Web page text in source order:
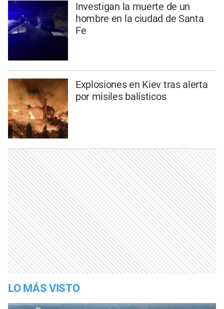
Investigan la muerte de un
hombre en la ciudad de Santa
Fe
Explosiones en Kiev tras alerta
por misiles balísticos
LO MÁS VISTO